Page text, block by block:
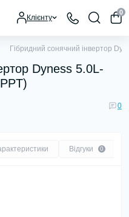
Клієнту
0
Гібридний сонячний інвертор
Dyness 5.0L-
0
Відгуки 0